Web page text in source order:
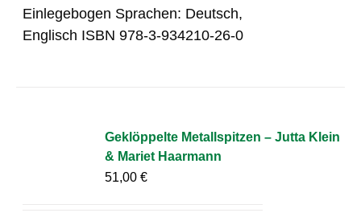
Einlegebogen Sprachen: Deutsch,
Englisch ISBN 978-3-934210-26-0
Geklöppelte Metallspitzen – Jutta Klein
& Mariet Haarmann
51,00€